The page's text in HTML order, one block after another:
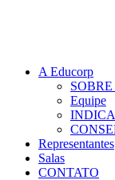
A Educorp
Equipe
Representantes
Salas
CONTATO